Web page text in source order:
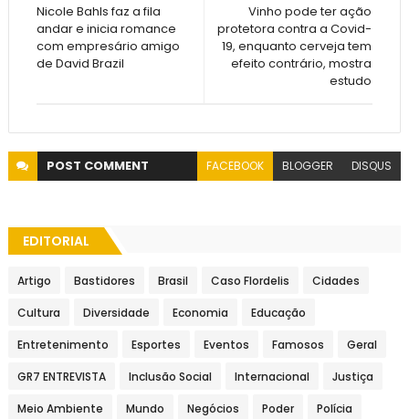
Vinho pode ter ação
protetora contra a Covid-
19, enquanto cerveja tem
efeito contrário, mostra
estudo
Nicole Bahls faz a fila
andar e inicia romance
com empresário amigo
de David Brazil
POST COMMENT FACEBOOK BLOGGER DISQUS
EDITORIAL
Artigo Bastidores Brasil Caso Flordelis Cidades
Cultura Diversidade Economia Educação
Entretenimento Esportes Eventos Famosos Geral
GR7 ENTREVISTA Inclusão Social Internacional Justiça
Meio Ambiente Mundo Negócios Poder Polícia